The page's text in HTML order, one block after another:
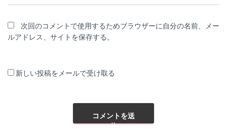
次回のコメントで使用するためブラウザーに自分の名前、メー
ルアドレス、サイトを保存する。
新しい投稿をメールで受け取る